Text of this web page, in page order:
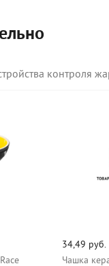
контроля
34,49 руб.
Чашка